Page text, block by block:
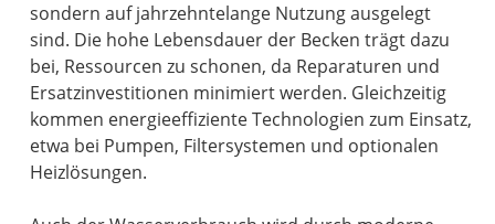
sondern auf jahrzehntelange Nutzung ausgelegt
sind. Die hohe Lebensdauer der Becken trägt dazu
bei, Ressourcen zu schonen, da Reparaturen und
Ersatzinvestitionen minimiert werden. Gleichzeitig
kommen energieeffiziente Technologien zum Einsatz,
etwa bei Pumpen, Filtersystemen und optionalen
Heizlösungen.